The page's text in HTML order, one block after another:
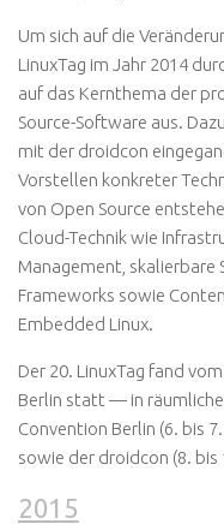
Um sich auf die
LinuxTag im Jahr 2014
auf das Kernthema der
Source-Software aus.
mit der droidcon
Vorstellen konkreter
von Open Source
Cloud-Technik wie
Management, skalierbare
Frameworks sowie
Embedded Linux.
Der 20. LinuxTag fand
Berlin statt — in
Convention Berlin (6. bis
sowie der droidcon (8. bis
2015